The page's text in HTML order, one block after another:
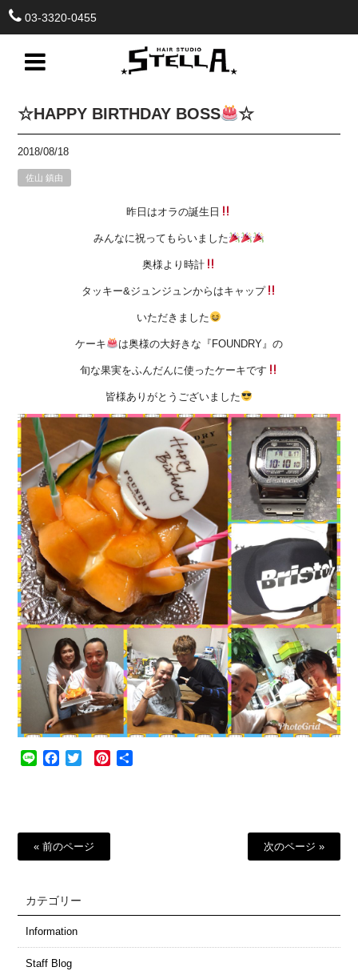
03-3320-0455
☆HAPPY BIRTHDAY BOSS ☆
2018/08/18
佐山 鎮由
昨日はオラの誕生日
みんなに祝ってもらいました
奥様より時計
タッキー&ジュンジュンからはキャップ
いただきました
ケーキ は奥様の大好きな『FOUNDRY』の
旬な果実をふんだんに使ったケーキです
皆様ありがとうございました
Line Facebook
Twitter Pinterest
« 前のページ 次のページ »
カテゴリー
Information
Staff Blog